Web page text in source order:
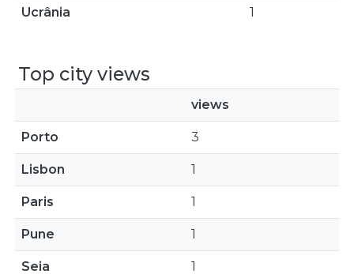
Ucrânia 1
Top city views
views
Porto 3
Lisbon 1
Paris 1
Pune 1
Seia 1